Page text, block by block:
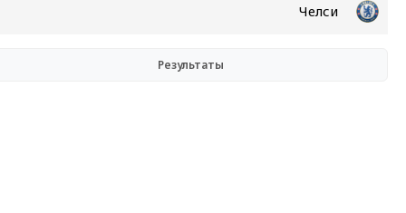
Челси
Результаты